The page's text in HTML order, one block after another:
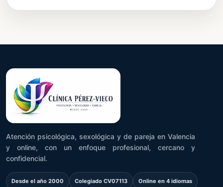
Atención psicológica, sexológica y de pareja en Valencia
y online, con un enfoque profesional, cercano y
confidencial.
Desde el año 2000 Colegiado CV07113 Online en 4 idiomas